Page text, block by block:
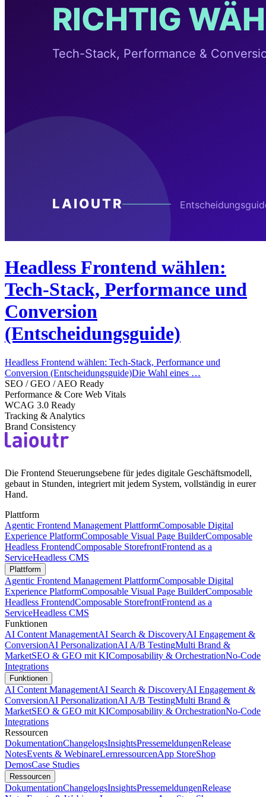
Headless Frontend wählen:
Tech-Stack, Performance und
Conversion
(Entscheidungsguide)
Headless Frontend wählen: Tech-Stack, Performance und
Conversion (Entscheidungsguide)Die Wahl eines …
SEO / GEO / AEO Ready
Performance & Core Web Vitals
WCAG 3.0 Ready
Tracking & Analytics
Brand Consistency
Die Frontend Steuerungsebene für jedes digitale Geschäftsmodell,
gebaut in Stunden, integriert mit jedem System, vollständig in eurer
Hand.
Plattform
Agentic Frontend Management PlattformComposable Digital
Experience PlatformComposable Visual Page BuilderComposable
Headless FrontendComposable StorefrontFrontend as a
ServiceHeadless CMS
Plattform
Agentic Frontend Management PlattformComposable Digital
Experience PlatformComposable Visual Page BuilderComposable
Headless FrontendComposable StorefrontFrontend as a
ServiceHeadless CMS
Funktionen
AI Content ManagementAI Search & DiscoveryAI Engagement &
ConversionAI PersonalizationAI A/B TestingMulti Brand &
MarketSEO & GEO mit KIComposability & OrchestrationNo-Code
Integrations
Funktionen
AI Content ManagementAI Search & DiscoveryAI Engagement &
ConversionAI PersonalizationAI A/B TestingMulti Brand &
MarketSEO & GEO mit KIComposability & OrchestrationNo-Code
Integrations
Ressourcen
DokumentationChangelogsInsightsPressemeldungenRelease
NotesEvents & WebinareLernressourcenApp StoreShop
DemosCase Studies
Ressourcen
DokumentationChangelogsInsightsPressemeldungenRelease